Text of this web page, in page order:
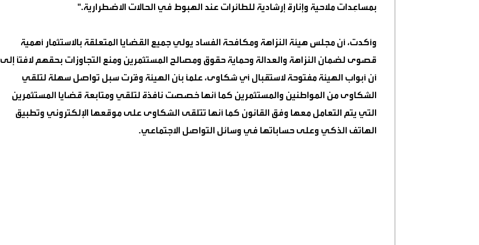
بمساعِدات ملاحية وإنارة إرشادية للطائرات عند الهبوط في الحالات الاضطرارية".
وأكدت، أن مجلس هيئة النزاهة ومكافحة الفساد يولي جميع القضايا المتعلقة بالاستثمار أهمية
قصوى لضمان النزاهة والعدالة وحماية حقوق ومصالح المستثمرين ومنع التجاوزات بحقهم لافتًا إلى
أن أبواب الهيئة مفتوحة لاستقبال أي شكاوى، علمًا بأن الهيئة وفّرت سبل تواصل سهلة لتلقي
الشكاوى من المواطنين والمستثمرين كما أنها خصصت نافذة لتلقي ومتابعة قضايا المستثمرين
التي يتم التعامل معها وفق القانون كما أنها تتلقى الشكاوى على موقعها الإلكتروني وتطبيق
الهاتف الذكي وعلى حساباتها في وسائل التواصل الاجتماعي.